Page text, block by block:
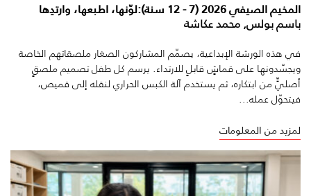
المخيم الصيفي 2026 (7 - 12 سنة):لوّنها، اطبعها، وارتدِها
باسم بولس, محمد عكاشة
في هذه الورشة الإبداعية، يصمّم المشاركون الصغار ملصقاتهم الخاصة
ويجسّدونها على قماشٍ قابلٍ للارتداء. يرسم كل طفل تصميم ملصقٍ
أصليٍّ من ابتكاره، ثم يستخدم آلة الكبس الحراري لنقله إلى قميص،
فيتحوّل عمله...
لمزيد من المعلومات